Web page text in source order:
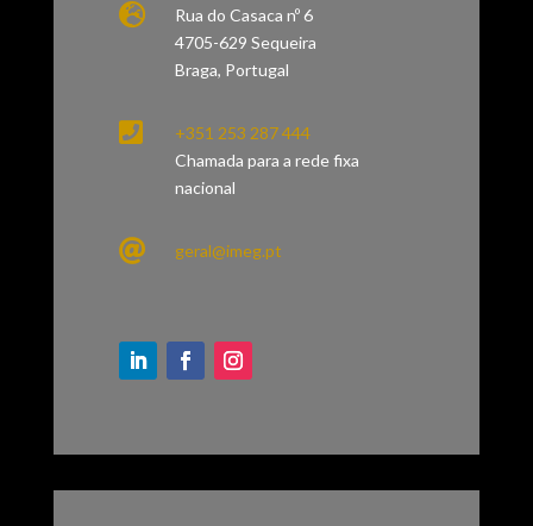

Rua do Casaca nº 6
4705-629 Sequeira
Braga, Portugal

+351 253 287 444
Chamada para a rede fixa
nacional
 geral@imeg.pt